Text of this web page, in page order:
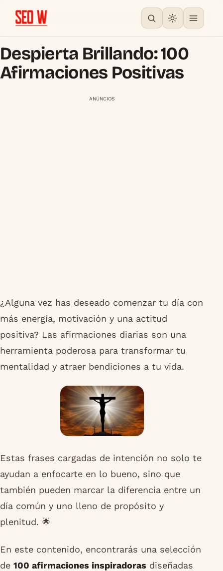
Despierta Brillando: 100
Afirmaciones Positivas
ANÚNCIOS
¿Alguna vez has deseado comenzar tu día con
más energía, motivación y una actitud
positiva? Las afirmaciones diarias son una
herramienta poderosa para transformar tu
mentalidad y atraer bendiciones a tu vida.
Estas frases cargadas de intención no solo te
ayudan a enfocarte en lo bueno, sino que
también pueden marcar la diferencia entre un
día común y uno lleno de propósito y
plenitud. 🌟
En este contenido, encontrarás una selección
de 100 afirmaciones inspiradoras diseñadas